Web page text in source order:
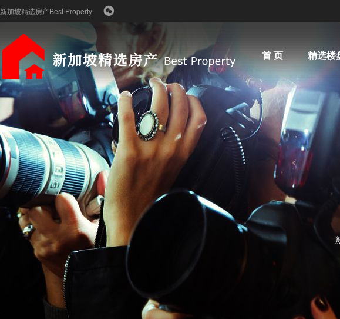
新加坡精选房产Best Property
首 页 精选楼